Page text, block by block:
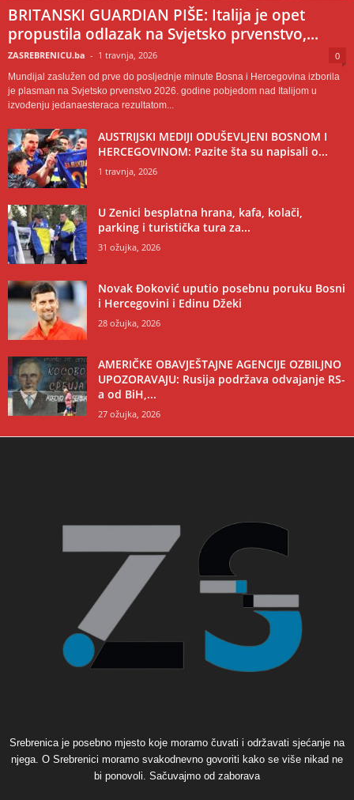
BRITANSKI GUARDIAN PIŠE: Italija je opet
propustila odlazak na Svjetsko prvenstvo,...
ZASREBRENICU.ba - 1 travnja, 2026 0
Mundijal zaslužen od prve do posljednje minute Bosna i Hercegovina izborila
je plasman na Svjetsko prvenstvo 2026. godine pobjedom nad Italijom u
izvođenju jedanaesteraca rezultatom...
AUSTRIJSKI MEDIJI ODUŠEVLJENI BOSNOM I
HERCEGOVINOM: Pazite šta su napisali o...
1 travnja, 2026
U Zenici besplatna hrana, kafa, kolači,
parking i turistička tura za...
31 ožujka, 2026
Novak Đoković uputio posebnu poruku Bosni
i Hercegovini i Edinu Džeki
28 ožujka, 2026
AMERIČKE OBAVJEŠTAJNE AGENCIJE OZBILJNO
UPOZORAVAJU: Rusija podržava odvajanje RS-
a od BiH,...
27 ožujka, 2026
Srebrenica je posebno mjesto koje moramo čuvati i održavati sjećanje na
njega. O Srebrenici moramo svakodnevno govoriti kako se više nikad ne
bi ponovoli. Sačuvajmo od zaborava